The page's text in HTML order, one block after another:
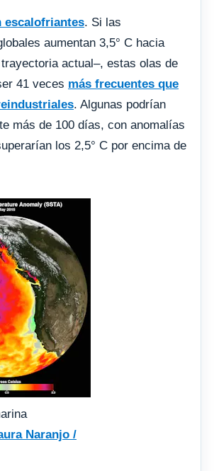
escalofriantes. Si las
aumentan 3,5° C hacia
actual–, estas olas de
41 veces más frecuentes que
. Algunas podrían
más de 100 días, con anomalías
los 2,5° C por encima de
Naranjo /